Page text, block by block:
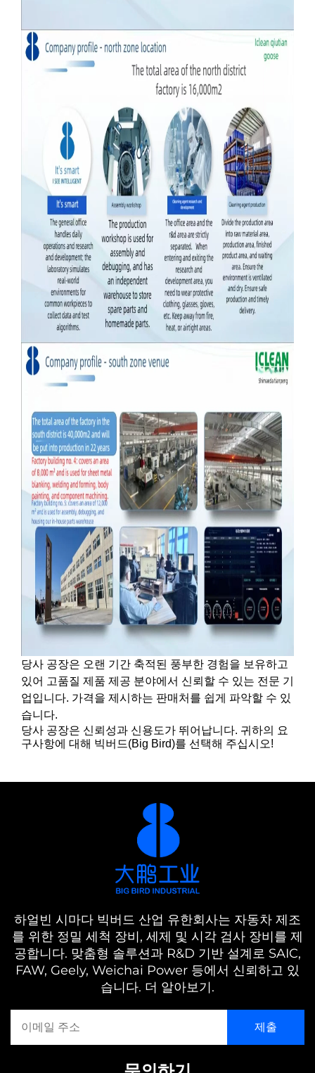
당사 공장은 오랜 기간 축적된 풍부한 경험을 보유하고
있어 고품질 제품 제공 분야에서 신뢰할 수 있는 전문 기
업입니다. 가격을 제시하는 판매처를 쉽게 파악할 수 있
습니다.
당사 공장은 신뢰성과 신용도가 뛰어납니다. 귀하의 요
구사항에 대해 빅버드(Big Bird)를 선택해 주십시오!
하얼빈 시마다 빅버드 산업 유한회사는 자동차 제조
를 위한 정밀 세척 장비, 세제 및 시각 검사 장비를 제
공합니다. 맞춤형 솔루션과 R&D 기반 설계로 SAIC,
FAW, Geely, Weichai Power 등에서 신뢰하고 있
습니다. 더 알아보기.